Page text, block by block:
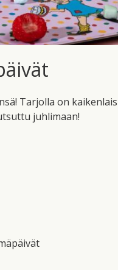
Tarjolla on
juhlimaan!